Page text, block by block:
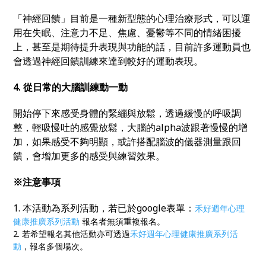
「神經回饋」目前是一種新型態的心理治療形式，可以運
用在失眠、注意力不足、焦慮、憂鬱等不同的情緒困擾
上，甚至是期待提升表現與功能的話，目前許多運動員也
會透過神經回饋訓練來達到較好的運動表現。
4. 從日常的大腦訓練動一動
開始停下來感受身體的緊繃與放鬆，透過緩慢的呼吸調
整，輕吸慢吐的感覺放鬆，大腦的alpha波跟著慢慢的增
加，如果感受不夠明顯，或許搭配腦波的儀器測量跟回
饋，會增加更多的感受與練習效果。
※注意事項
1. 本活動為系列活動，若已於google表單：禾好週年心理
健康推廣系列活動 報名者無須重複報名。
2. 若希望報名其他活動亦可透過禾好週年心理健康推廣系列活
動 ，報名多個場次。